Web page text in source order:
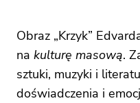
Obraz „Krzyk”
na kulturę masową.
sztuki, muzyki i
doświadczenia i